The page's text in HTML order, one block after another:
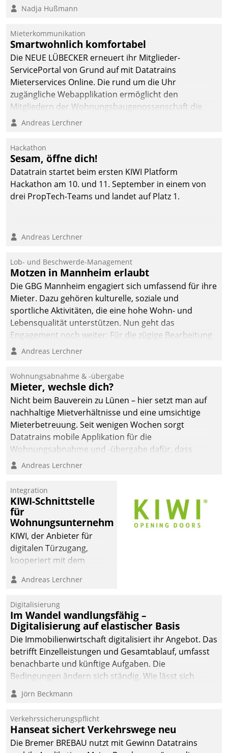
Kommunikationswege bei
Argumente zählen wirklich?
Nadja Hußmann
Mieterkommunikation
Smartwohnlich komfortabel
Die NEUE LÜBECKER erneuert ihr Mitglieder-
ServicePortal von Grund auf mit Datatrains
Mieterservices Online. Die rund um die Uhr
zugängliche Webapplikation ermöglicht den
Mitgliedern der Wohnungs­bau­genossenschaft die
Kontaktaufnahme per Smartphone, Tablet oder PC.
Andreas Lerchner
Hackathon
Sesam, öffne dich!
Datatrain startet beim ersten KIWI Platform
Hackathon am 10. und 11. September in einem von
drei PropTech-Teams und landet auf Platz 1.
Andreas Lerchner
Lob- und Beschwerde-Management
Motzen in Mannheim erlaubt
Die GBG Mannheim engagiert sich umfassend für ihre
Mieter. Dazu gehören kulturelle, soziale und
sportliche Aktivitäten, die eine hohe Wohn- und
Lebensqualität unterstützen. Nun geht das
Engagement noch weiter: Für die zügige Bearbeitung
von Beschwerden – oder Lob – richtet das
und Beschwerde-Management einen eigenen Kanal
ein.
Andreas Lerchner
Wohnungsabnahme & -übergabe
Mieter, wechsle dich?
Nicht beim Bauverein zu Lünen – hier setzt man auf
nachhaltige Mietverhältnisse und eine umsichtige
Mieterbetreuung. Seit wenigen Wochen sorgt
Datatrains mobile Applikation für die
Wohnungsabnahme und -übergabe dafür, dass
Mieter wohlgeordnet kommen und, so es sein muss,
Andreas Lerchner
Integration
KIWI-Schnittstelle
für
Wohnungsunternehmen
KIWI, der Anbieter für
digitalen Türzugang,
kooperiert mit dem
Softwareentwicklungshaus
Andreas Lerchner
Digitalisierung
Im Wandel wandlungsfähig –
Digitalisierung auf elastischer Basis
Die Immobilienwirtschaft digitalisiert ihr Angebot. Das
betrifft Einzelleistungen und Gesamtablauf, umfasst
benachbarte und künftige Aufgaben. Die
Bedingungen ändern sich ständig. Wie lässt sich
technisch die Kontrolle wahren und zugleich Freiraum
fürs Wachsen öffnen?
Jörn Beckmann
Verkehrssicherungspflicht
Hanseat sichert Verkehrswege neu
Die Bremer BREBAU nutzt mit Gewinn Datatrains